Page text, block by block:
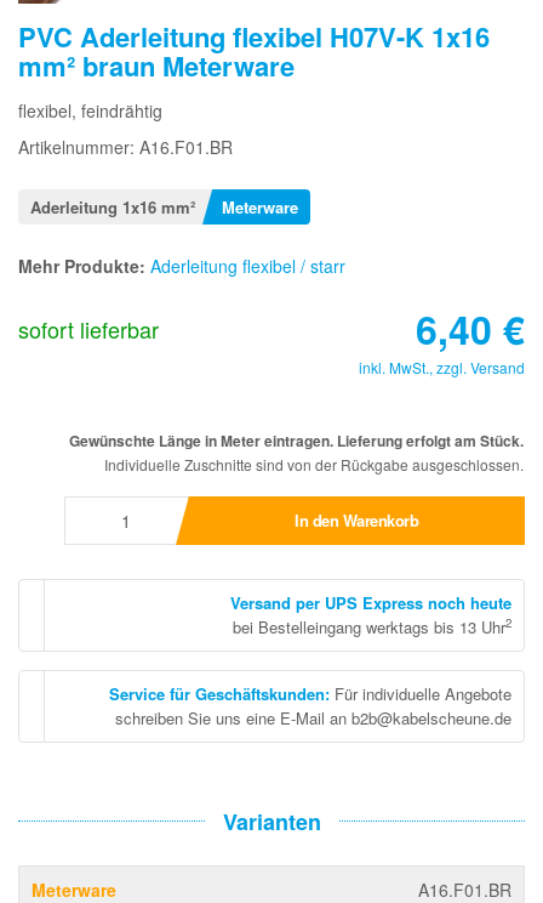
PVC Aderleitung flexibel H07V-K 1x16
mm² braun Meterware
flexibel, feindrähtig
Artikelnummer: A16.F01.BR
Aderleitung 1x16 mm² Meterware
Mehr Produkte: Aderleitung flexibel / starr
sofort lieferbar 6,40 €
inkl. MwSt., zzgl. Versand
Gewünschte Länge in Meter eintragen. Lieferung erfolgt am Stück.
Individuelle Zuschnitte sind von der Rückgabe ausgeschlossen.
In den Warenkorb
Versand per UPS Express noch heute
bei Bestelleingang werktags bis 13 Uhr2
Service für Geschäftskunden: Für individuelle Angebote
schreiben Sie uns eine E-Mail an b2b@kabelscheune.de
Varianten
Meterware
A16.F01.BR